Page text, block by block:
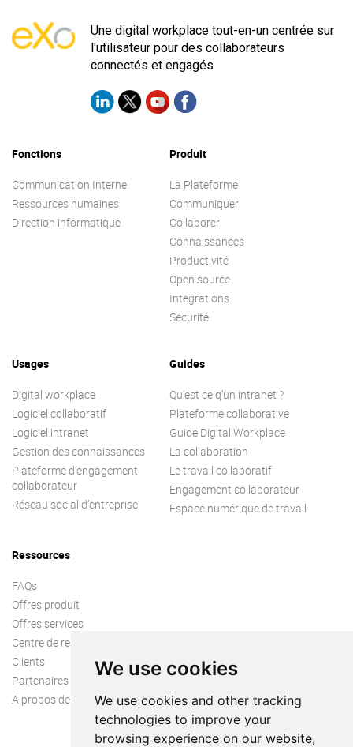
We use cookies
We use cookies and other tracking
technologies to improve your
browsing experience on our website,
Une digital workplace tout-en-un centrée sur
l'utilisateur pour des collaborateurs
connectés et engagés
Fonctions
Communication Interne
Ressources humaines
Direction informatique
Produit
La Plateforme
Communiquer
Collaborer
Connaissances
Productivité
Open source
Integrations
Sécurité
Usages
Digital workplace
Logiciel collaboratif
Logiciel intranet
Gestion des connaissances
Plateforme d’engagement
collaborateur
Réseau social d’entreprise
Guides
Qu’est ce q’un intranet ?
Plateforme collaborative
Guide Digital Workplace
La collaboration
Le travail collaboratif
Engagement collaborateur
Espace numérique de travail
Ressources
FAQs
Offres produit
Offres services
Centre de ressources
Clients
Partenaires
A propos de nous